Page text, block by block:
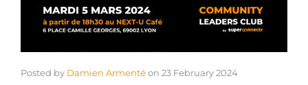
Posted by Damien Armentéon 23 February 2024